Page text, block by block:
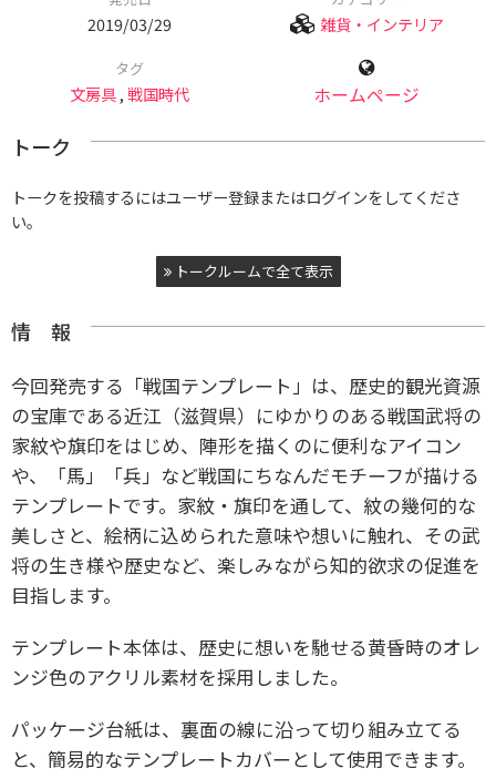
2019/03/29 雑貨・インテリア
タグ
文房具,戦国時代 ホームページ
トーク
トークを投稿するにはユーザー登録またはログインをしてくださ
い。
トークルームで全て表示
情 報
今回発売する「戦国テンプレート」は、歴史的観光資源
の宝庫である近江（滋賀県）にゆかりのある戦国武将の
家紋や旗印をはじめ、陣形を描くのに便利なアイコン
や、「馬」「兵」など戦国にちなんだモチーフが描ける
テンプレートです。家紋・旗印を通して、紋の幾何的な
美しさと、絵柄に込められた意味や想いに触れ、その武
将の生き様や歴史など、楽しみながら知的欲求の促進を
目指します。
テンプレート本体は、歴史に想いを馳せる黄昏時のオレ
ンジ色のアクリル素材を採用しました。
パッケージ台紙は、裏面の線に沿って切り組み立てる
と、簡易的なテンプレートカバーとして使用できます。